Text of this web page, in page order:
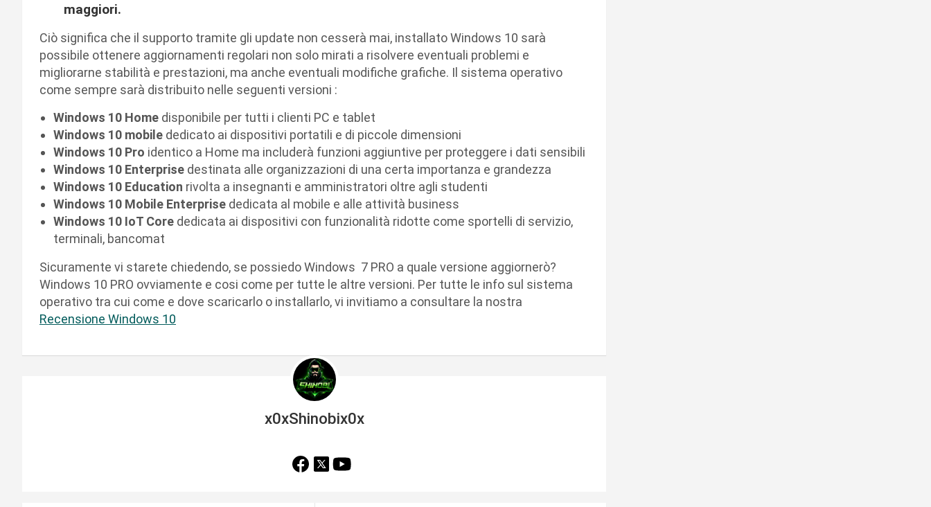
maggiori.
Ciò significa che il supporto tramite gli update non cesserà mai, installato Windows 10 sarà
possibile ottenere aggiornamenti regolari non solo mirati a risolvere eventuali problemi e
migliorarne stabilità e prestazioni, ma anche eventuali modifiche grafiche. Il sistema operativo
come sempre sarà distribuito nelle seguenti versioni :
Windows 10 Home disponibile per tutti i clienti PC e tablet
Windows 10 mobile dedicato ai dispositivi portatili e di piccole dimensioni
Windows 10 Pro identico a Home ma includerà funzioni aggiuntive per proteggere i dati sensibili
Windows 10 Enterprise destinata alle organizzazioni di una certa importanza e grandezza
Windows 10 Education rivolta a insegnanti e amministratori oltre agli studenti
Windows 10 Mobile Enterprise dedicata al mobile e alle attività business
Windows 10 IoT Core dedicata ai dispositivi con funzionalità ridotte come sportelli di servizio,
terminali, bancomat
Sicuramente vi starete chiedendo, se possiedo Windows 7 PRO a quale versione aggiornerò?
Windows 10 PRO ovviamente e cosi come per tutte le altre versioni. Per tutte le info sul sistema
operativo tra cui come e dove scaricarlo o installarlo, vi invitiamo a consultare la nostra
Recensione Windows 10
x0xShinobix0x